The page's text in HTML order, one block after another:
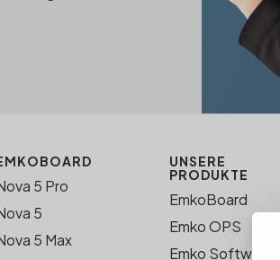
5 Pro
5
5 Max
UNSERE
PRODUKTE
EmkoBoard
Emko OPS
Emko Software